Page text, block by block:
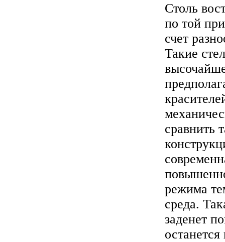
Столь
по той
счет
Такие
сравнить
режима
среда.
заденет